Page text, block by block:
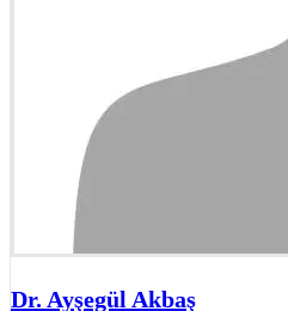
Dr. Ayşegül Akbaş